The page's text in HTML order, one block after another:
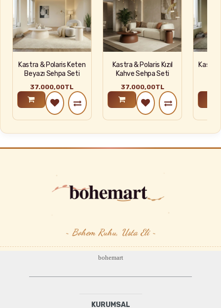
Kastra & Polaris Keten
Beyazı Sehpa Seti
37.000,00TL
Kastra & Polaris Kızıl
Kahve Sehpa Seti
37.000,00TL
Kastra
~ Bohem Ruhu, Usta Eli ~
bohemart
KURUMSAL